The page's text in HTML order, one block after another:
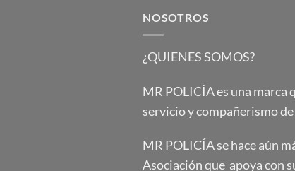
NOSOTROS
¿QUIENES SOMOS?
MR POLICÍA es una marca
servicio y compañerismo
MR POLICÍA se hace aún
Asociación que apoya con